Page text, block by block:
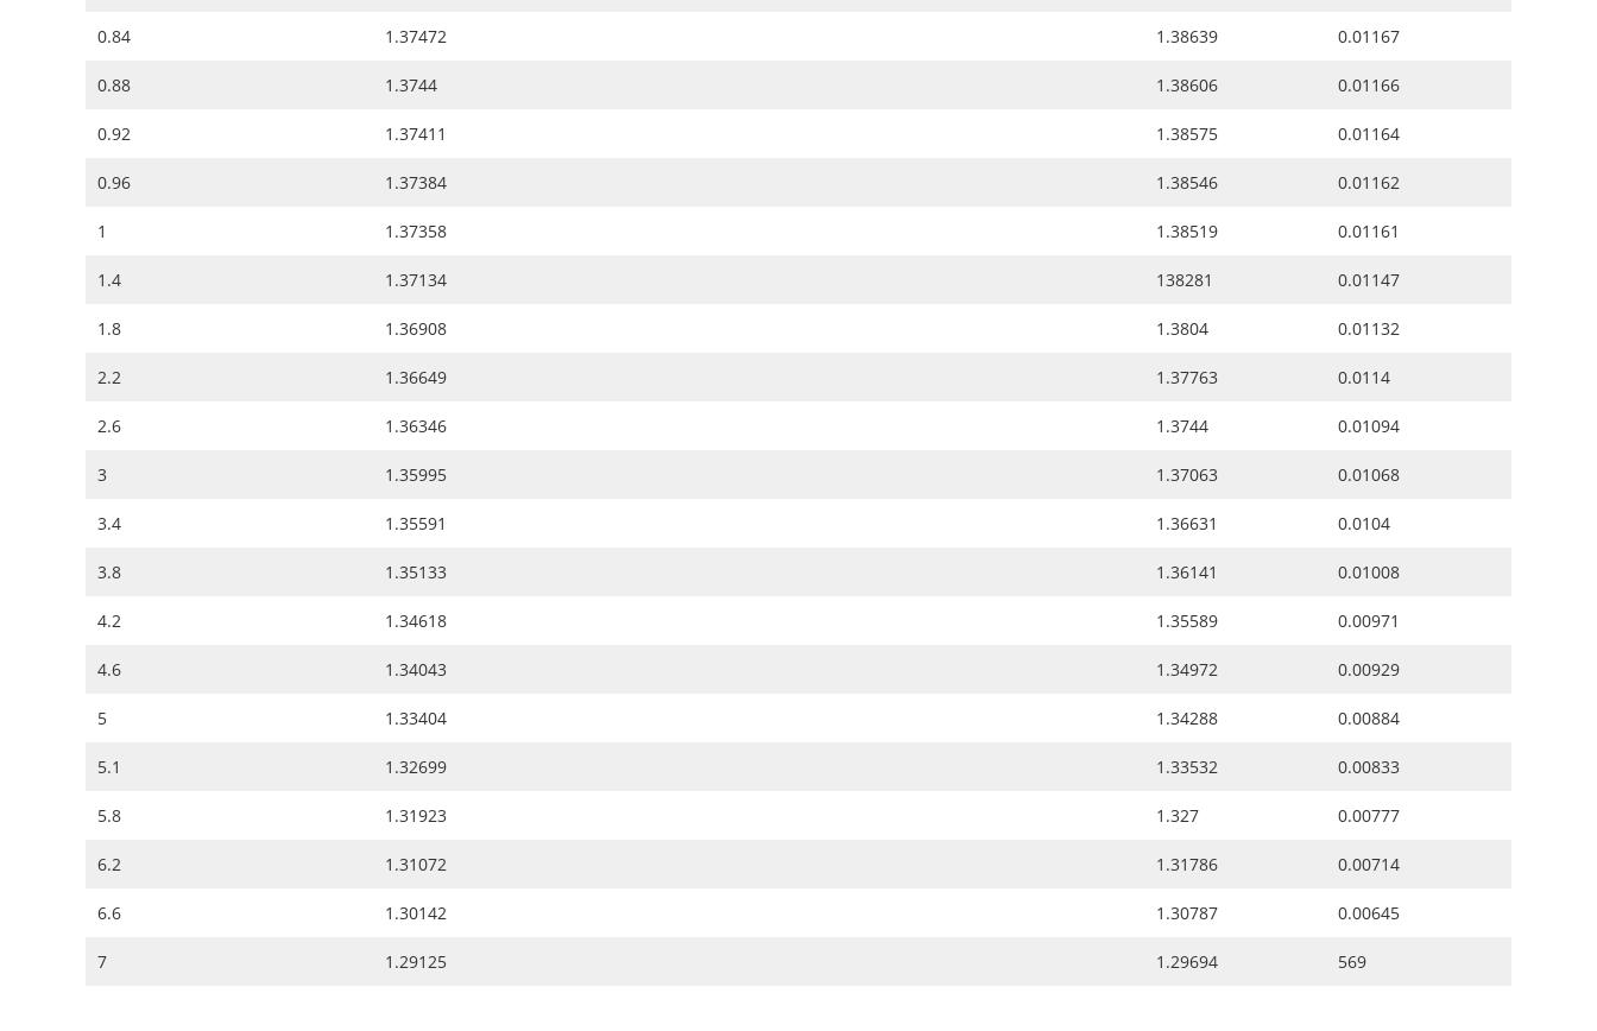
0.84 1.37472 1.38639 0.01167
0.88 1.3744 1.38606 0.01166
0.92 1.37411 1.38575 0.01164
0.96 1.37384 1.38546 0.01162
1 1.37358 1.38519 0.01161
1.4 1.37134 138281 0.01147
1.8 1.36908 1.3804 0.01132
2.2 1.36649 1.37763 0.0114
2.6 1.36346 1.3744 0.01094
3 1.35995 1.37063 0.01068
3.4 1.35591 1.36631 0.0104
3.8 1.35133 1.36141 0.01008
4.2 1.34618 1.35589 0.00971
4.6 1.34043 1.34972 0.00929
5 1.33404 1.34288 0.00884
5.1 1.32699 1.33532 0.00833
5.8 1.31923 1.327 0.00777
6.2 1.31072 1.31786 0.00714
6.6 1.30142 1.30787 0.00645
7 1.29125 1.29694 569